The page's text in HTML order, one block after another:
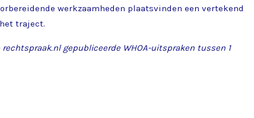
werkzaamheden plaatsvinden een vertekend
traject.
gepubliceerde WHOA-uitspraken tussen 1